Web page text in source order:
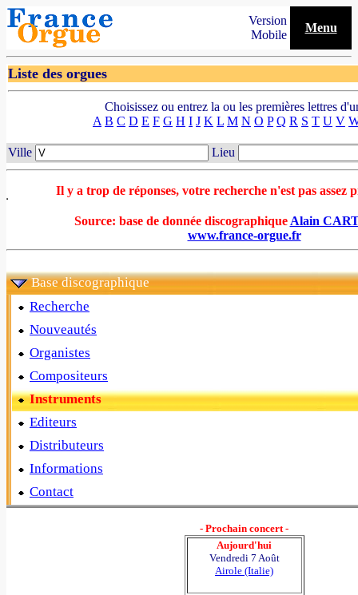
Version
Mobile
Menu
Liste des orgues
Choisissez ou entrez la ou les premières lettres
A B C D E F G H I J K L M N O P Q R S T U V
Ville Lieu
Il y a trop de réponses, votre recherche n'est pas assez
Source: base de donnée discographique Alain
www.france-orgue.fr
Base discographique
Recherche
Nouveautés
Organistes
Compositeurs
Instruments
Editeurs
Distributeurs
Informations
Contact
- Prochain concert -
Aujourd'hui
Vendredi 7 Août
Airole (Italie)